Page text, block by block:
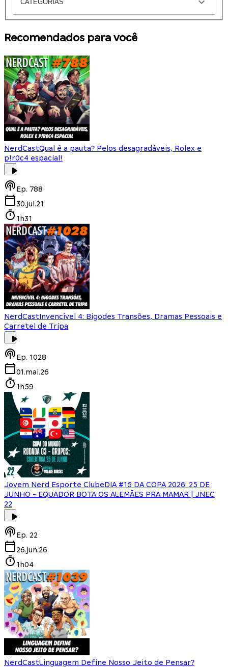
CATEGORIAS
Recomendados para você
NerdCastQual é a pauta? Pelos desagradáveis, Rolex e
p!r0c4 espacial!
Ep. 788
30.jul.21
1h31
NerdCastInvencível 4: Bigodes Transões, Dramas Pessoais e
Carretel de Tripa
Ep. 1028
01.mai.26
1h59
Jovem Nerd Esporte ClubeDIA #15 DA COPA 2026: 25 DE
JUNHO - EQUADOR BOTA OS ALEMÃES PRA MAMAR | JNEC
22
Ep. 22
26.jun.26
1h04
NerdCastLinguagem Define Nosso Jeito de Pensar?